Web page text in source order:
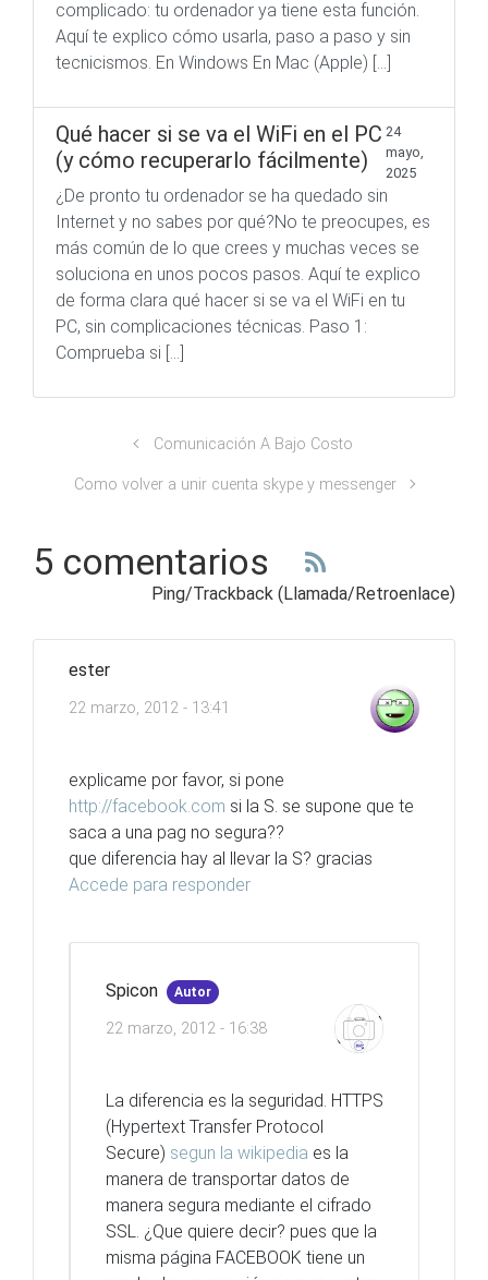
complicado: tu ordenador ya tiene esta función.
Aquí te explico cómo usarla, paso a paso y sin
tecnicismos. En Windows En Mac (Apple) […]
Qué hacer si se va el WiFi en el PC
(y cómo recuperarlo fácilmente)
24
mayo,
2025
¿De pronto tu ordenador se ha quedado sin
Internet y no sabes por qué?No te preocupes, es
más común de lo que crees y muchas veces se
soluciona en unos pocos pasos. Aquí te explico
de forma clara qué hacer si se va el WiFi en tu
PC, sin complicaciones técnicas. Paso 1:
Comprueba si […]
Comunicación A Bajo Costo
Como volver a unir cuenta skype y messenger
5 comentarios
Ping/Trackback (Llamada/Retroenlace)
ester
22 marzo, 2012 - 13:41
explicame por favor, si pone
http://facebook.com si la S. se supone que te
saca a una pag no segura??
que diferencia hay al llevar la S? gracias
Accede para responder
Spicon Autor
22 marzo, 2012 - 16:38
La diferencia es la seguridad. HTTPS
(Hypertext Transfer Protocol
Secure) segun la wikipedia es la
manera de transportar datos de
manera segura mediante el cifrado
SSL. ¿Que quiere decir? pues que la
misma página FACEBOOK tiene un